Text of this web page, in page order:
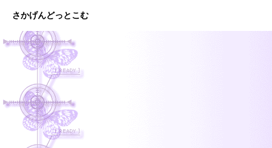
さかげんどっとこむ